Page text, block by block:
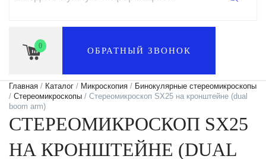
0 ОБРАТНЫЙ ЗВОНОК
Главная / Каталог / Микроскопия / Бинокулярные стереомикроскопы
/ Стереомикроскопы / Стереомикроскоп SX25 на кронштейне (dual
boom arm)
СТЕРЕОМИКРОСКОП SX25
НА КРОНШТЕЙНЕ (DUAL